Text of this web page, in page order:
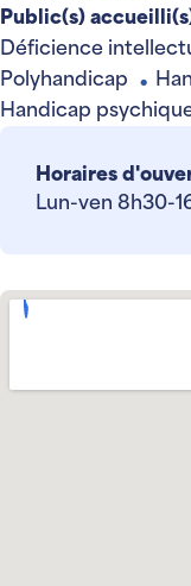
Public(s)
Déficience
Polyhandicap ●
Handicap
Horaires
Lun-ven 8h30-